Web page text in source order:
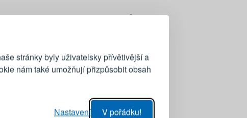
stránky byly uživatelsky přívětivější a
nám také umožňují přizpůsobit obsah
V pořádku!
Nastavení
Emailová adresa